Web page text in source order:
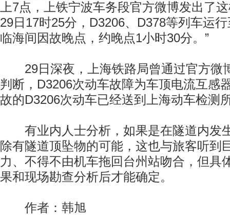
上7点，上铁宁波车务段官方微博发出了
29日17时25分，D3206、D378等列车运
临海间因故晚点，约晚点1小时30分。”
29日深夜，上海铁路局曾通过官方微
判断，D3206次动车故障为车顶电流互感
故的D3206次动车已经送到上海动车检测
有业内人士分析，如果是在隧道内发
除有隧道顶坠物的可能，这也与旅客听到
力、不得不由机车拖回台州站吻合，但具
果和现场勘查分析后才能确定。
作者：韩旭